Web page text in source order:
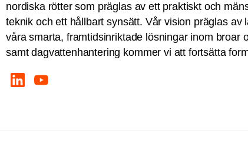
nordiska rötter som präglas av ett praktiskt och
teknik och ett hållbart synsätt. Vår vision präglas av
våra smarta, framtidsinriktade lösningar inom broar
samt dagvattenhantering kommer vi att fortsätta